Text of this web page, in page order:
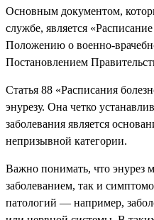
Основным документом,
службе, является
Положению о военно-
Постановлением
Статья 88 «Расписания
энурезу. Она четко
заболевания является
непризывной категории.
Важно понимать, что энурез
заболеванием, так и
патологий — например,